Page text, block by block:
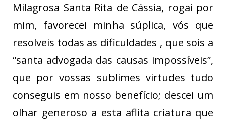
Milagrosa Santa Rita de Cássia, rogai por
mim, favorecei minha súplica, vós que
resolveis todas as dificuldades , que sois a
“santa advogada das causas impossíveis”,
que por vossas sublimes virtudes tudo
conseguis em nosso benefício; descei um
olhar generoso a esta aflita criatura que